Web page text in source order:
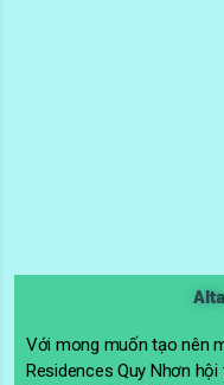
Với mong muốn tạo nên
Residences Quy Nhơn